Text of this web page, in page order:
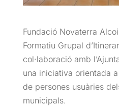
Fundació Novaterra
Formatiu Grupal
col·laboració amb
una iniciativa orientada
de persones usuàries
municipals.